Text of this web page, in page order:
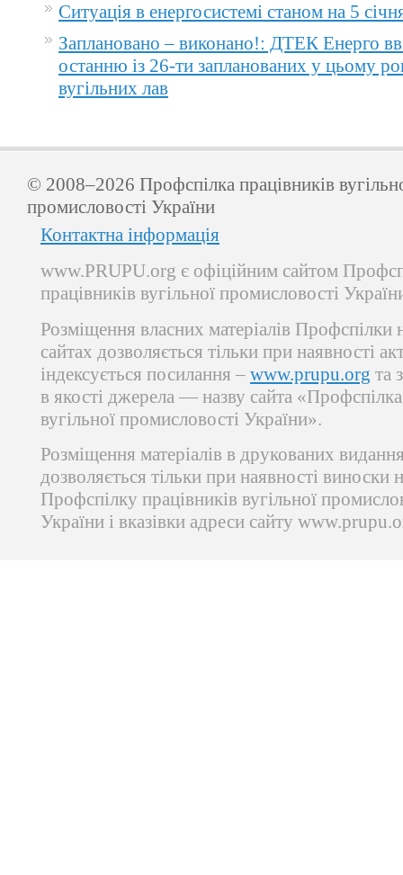
Ситуація в енергосистемі станом на 5
Заплановано – виконано!: ДТЕК Енерго
останню із 26-ти запланованих у цьому
вугільних лав
© 2008–2026 Профспілка працівників
промисловості України
Контактна інформація
www.PRUPU.org є офіційним сайтом
працівників вугільної промисловості
Розміщення власних матеріалів Профспілки
сайтах дозволяється тільки при наявності
індексується посилання – www.prupu.org та
в якості джерела — назву сайта «Профспілка
вугільної промисловості України».
Розміщення матеріалів в друкованих
дозволяється тільки при наявності виноски
Профспілку працівників вугільної
України і вказівки адреси сайту